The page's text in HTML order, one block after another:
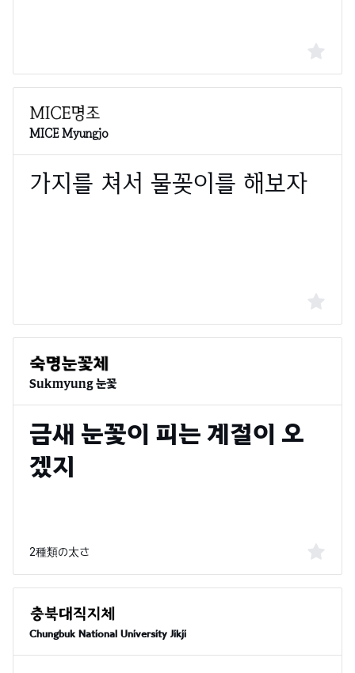
MICE Myungjo
Sukmyung 눈꽃
2種類の太さ
Chungbuk National University Jikji